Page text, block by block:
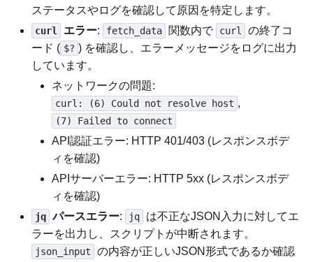
ステータスやログを確認して原因を特定します。
curl エラー: fetch_data 関数内で curl
の終了コ
ード ( $? ) を確認し、エラーメッセージをログに出力
しています。
ネットワークの問題:
curl: (6) Could not resolve host ,
(7) Failed to connect
API認証エラー: HTTP 401/403 (レスポンスボデ
ィを確認)
APIサーバーエラー: HTTP 5xx (レスポンスボデ
ィを確認)
jq パースエラー: jq
は不正なJSON入力に対してエ
ラーを出力し、スクリプトが中断されます。
json_input
の内容が正しいJSON形式であるか確認